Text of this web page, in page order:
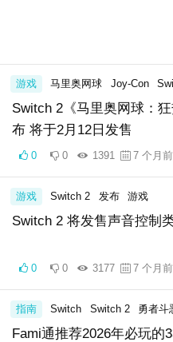
Switch 2《马里奥网球：
布 将于2月12日发售
游戏 马里奥网球 Joy-Con
0 0 1391 7 个月前
Switch 2 将发售声音控制
游戏 Switch 2 发布 游戏
0 0 3177 7 个月前
Fami通推荐2026年必玩的
指南 Switch Switch 2 勇者斗